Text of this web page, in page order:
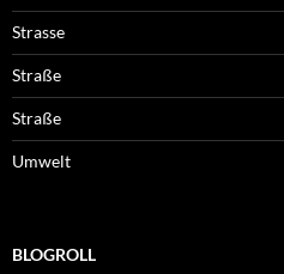
Strasse
Straße
Straße
Umwelt
BLOGROLL